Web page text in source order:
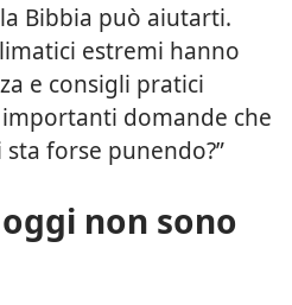
Bibbia può aiutarti.
estremi hanno
e consigli pratici
domande che
sta forse punendo?”
non sono